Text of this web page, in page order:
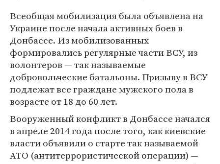
Всеобщая мобилизация была объявлена на
Украине после начала активных боев в
Донбассе. Из мобилизованных
формировались регулярные части ВСУ, из
волонтеров — так называемые
добровольческие батальоны. Призыву в ВСУ
подлежат все граждане мужского пола в
возрасте от 18 до 60 лет.
Вооруженный конфликт в Донбассе начался
в апреле 2014 года после того, как киевские
власти объявили о старте так называемой
АТО (антитеррористической операции) —